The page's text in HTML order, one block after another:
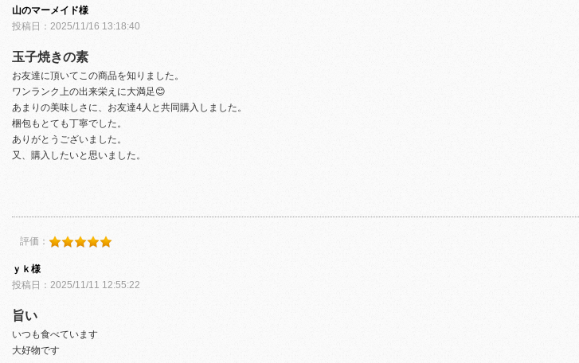
山のマーメイド様
投稿日：2025/11/16 13:18:40
玉子焼きの素
お友達に頂いてこの商品を知りました。
ワンランク上の出来栄えに大満足😊
あまりの美味しさに、お友達4人と共同購入しました。
梱包もとても丁寧でした。
ありがとうございました。
又、購入したいと思いました。
評価：
ｙｋ様
投稿日：2025/11/11 12:55:22
旨い
いつも食べています
大好物です